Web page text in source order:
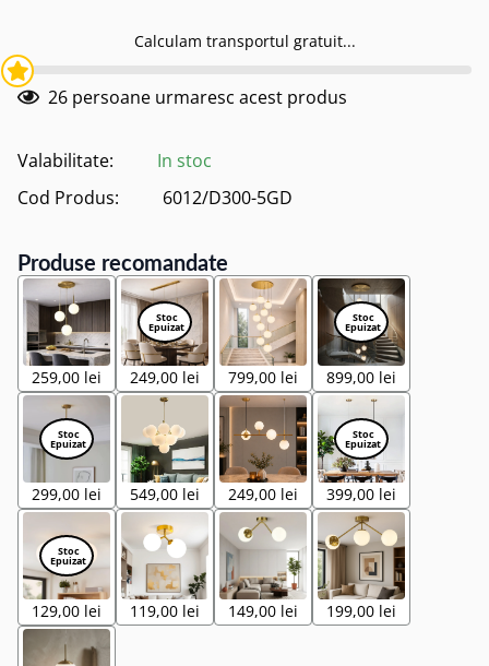
Calculam transportul gratuit...
26 persoane urmaresc acest produs
Valabilitate:
In stoc
Cod Produs:
6012/D300-5GD
Produse recomandate
259,00 lei 249,00 lei 799,00 lei 899,00 lei
299,00 lei 549,00 lei 249,00 lei 399,00 lei
129,00 lei 119,00 lei 149,00 lei 199,00 lei